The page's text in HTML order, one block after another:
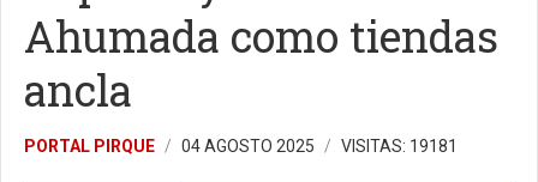
Ahumada como tiendas
ancla
PORTAL PIRQUE 04 AGOSTO 2025 VISITAS: 19181